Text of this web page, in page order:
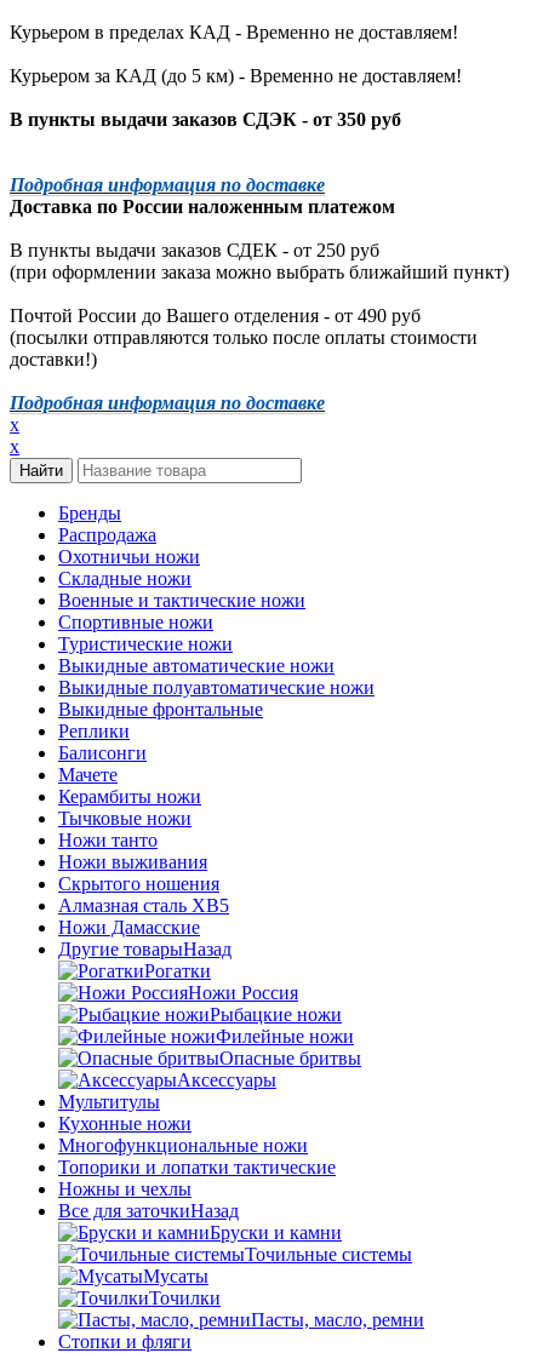
Курьером в пределах КАД - Временно не доставляем!
Курьером за КАД (до 5 км) - Временно не доставляем!
В пункты выдачи заказов СДЭК - от 350 руб
Подробная информация по доставке
Доставка по России наложенным платежом
В пункты выдачи заказов СДЕК - от 250 руб
(при оформлении заказа можно выбрать ближайший пункт)
Почтой России до Вашего отделения - от 490 руб
(посылки отправляются только после оплаты стоимости
доставки!)
Подробная информация по доставке
x
x
Бренды
Распродажа
Охотничьи ножи
Складные ножи
Военные и тактические ножи
Спортивные ножи
Туристические ножи
Выкидные автоматические ножи
Выкидные полуавтоматические ножи
Выкидные фронтальные
Реплики
Балисонги
Мачете
Керамбиты ножи
Тычковые ножи
Ножи танто
Ножи выживания
Скрытого ношения
Алмазная сталь ХВ5
Ножи Дамасские
Другие товарыНазад
Рогатки
Ножи Россия
Рыбацкие ножи
Филейные ножи
Опасные бритвы
Аксессуары
Мультитулы
Кухонные ножи
Многофункциональные ножи
Топорики и лопатки тактические
Ножны и чехлы
Все для заточкиНазад
Бруски и камни
Точильные системы
Мусаты
Точилки
Пасты, масло, ремни
Стопки и фляги